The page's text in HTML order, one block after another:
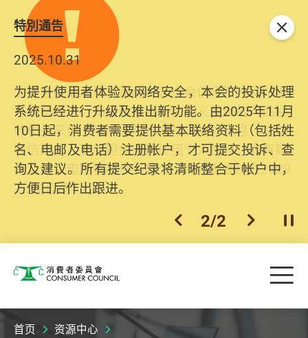
特別通告
2025.10.31
为提升使用者体验及网络安全，本会的投诉处理
系统已经进行升级及推出新功能。由2025年11月
10日起，消费者需要提供基本联络资料（包括姓
名、电邮及电话）注册帐户，才可提交投诉、查
询及建议。所有提交纪录将清晰整合于帐户中，
方便日后作出跟进。
上一个
2/2 下一个开
关闭
消费者委员会 目
首页 资源中心